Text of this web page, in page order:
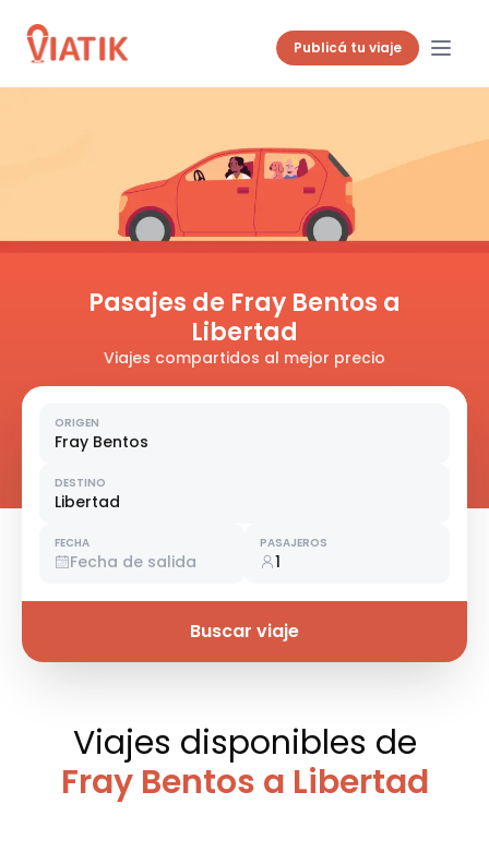
Publicá tu viaje
Pasajes de Fray Bentos a
Libertad
Viajes compartidos al mejor precio
ORIGEN
Fray Bentos
DESTINO
Libertad
FECHA
Fecha de salida
PASAJEROS
1
Buscar viaje
Viajes disponibles de
Fray Bentos a Libertad